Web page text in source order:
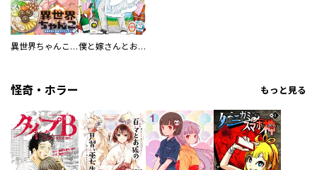
異世界ちゃんこ～横綱目前に召喚されたんだが～ 【連載版】 僕と嫁さんとお酒の関係
怪奇・ホラー もっと見る